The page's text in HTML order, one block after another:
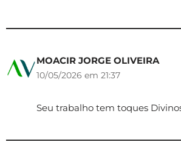
MOACIR JORGE OLIVEIRA
10/05/2026 em 21:37
Seu trabalho tem toques